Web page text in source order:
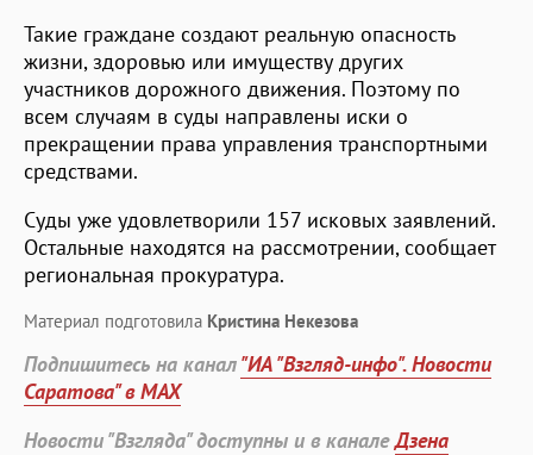
Такие граждане создают реальную опасность
жизни, здоровью или имуществу других
участников дорожного движения. Поэтому по
всем случаям в суды направлены иски о
прекращении права управления транспортными
средствами.
Суды уже удовлетворили 157 исковых заявлений.
Остальные находятся на рассмотрении, сообщает
региональная прокуратура.
Материал подготовила Кристина Некезова
Подпишитесь на канал"ИА "Взгляд-инфо". Новости
Саратова" в MAX
Новости "Взгляда" доступны и в каналеДзена